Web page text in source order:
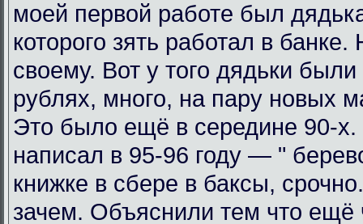
моей первой работе был
которого зять работал в
своему. Вот у того дядьки
рублях, много, на пару новых
Это было ещё в середине 90-х.
написал в 95-96 году — "
книжке в сбере в баксы,
зачем. Объяснили тем что ещё